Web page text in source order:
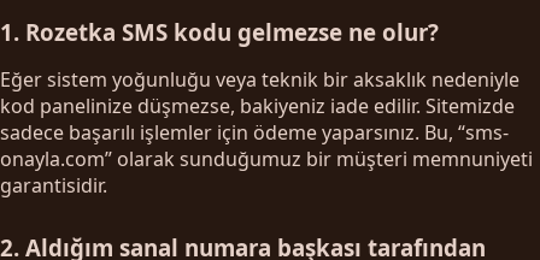
1. Rozetka SMS kodu gelmezse ne olur?
Eğer sistem yoğunluğu veya teknik bir aksaklık nedeniyle
kod panelinize düşmezse, bakiyeniz iade edilir. Sitemizde
sadece başarılı işlemler için ödeme yaparsınız. Bu, “sms-
onayla.com” olarak sunduğumuz bir müşteri memnuniyeti
garantisidir.
2. Aldığım sanal numara başkası tarafından